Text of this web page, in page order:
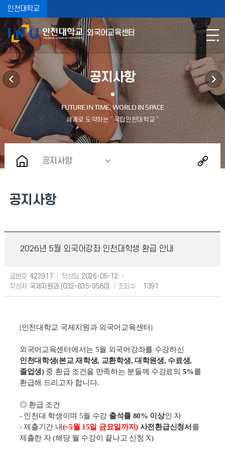
인천대학교
외국어교육센터
공지사항
공지사항
공지사항
2026년 5월 외국어강좌 인천대학생 환급 안내
글번호 423917 작성일 2026-05-12
작성자 국제지원과 (032-835-9580) 조회수 1391
[인천대학교 국제지원과 외국어교육센터 ]
외국어교육센터에서는 5월 외국어강좌를 수강하신
인천대학생(본교 재학생, 교환학생, 대학원생, 수료생,
졸업생)중 환급 조건을 만족하는 분들께 수강료의 5%를
환급해 드리고자 합니다.
◎ 환급 조건
- 인천대 학생이며 5월 수강 출석률 80% 이상인 자
- 제출기간 내(~5월 15일 금요일까지) 사전환급신청서 를
제출한 자 (해당 월 수강이 끝나고 신청 X)